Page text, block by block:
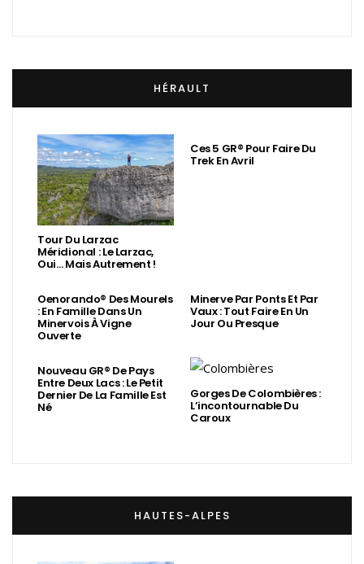
HÉRAULT
Tour Du Larzac
Méridional : Le Larzac,
Oui… Mais Autrement !
Ces 5 GR® Pour Faire Du
Trek En Avril
Oenorando® Des Mourels
: En Famille Dans Un
Minervois À Vigne
Ouverte
Minerve Par Ponts Et Par
Vaux : Tout Faire En Un
Jour Ou Presque
Nouveau GR® De Pays
Entre Deux Lacs : Le Petit
Dernier De La Famille Est
Né
Gorges De Colombières :
L’incontournable Du
Caroux
HAUTES-ALPES